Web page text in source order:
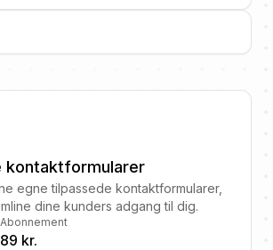
kontaktformularer
egne tilpassede kontaktformularer,
dine kunders adgang til dig.
Abonnement
89 kr.